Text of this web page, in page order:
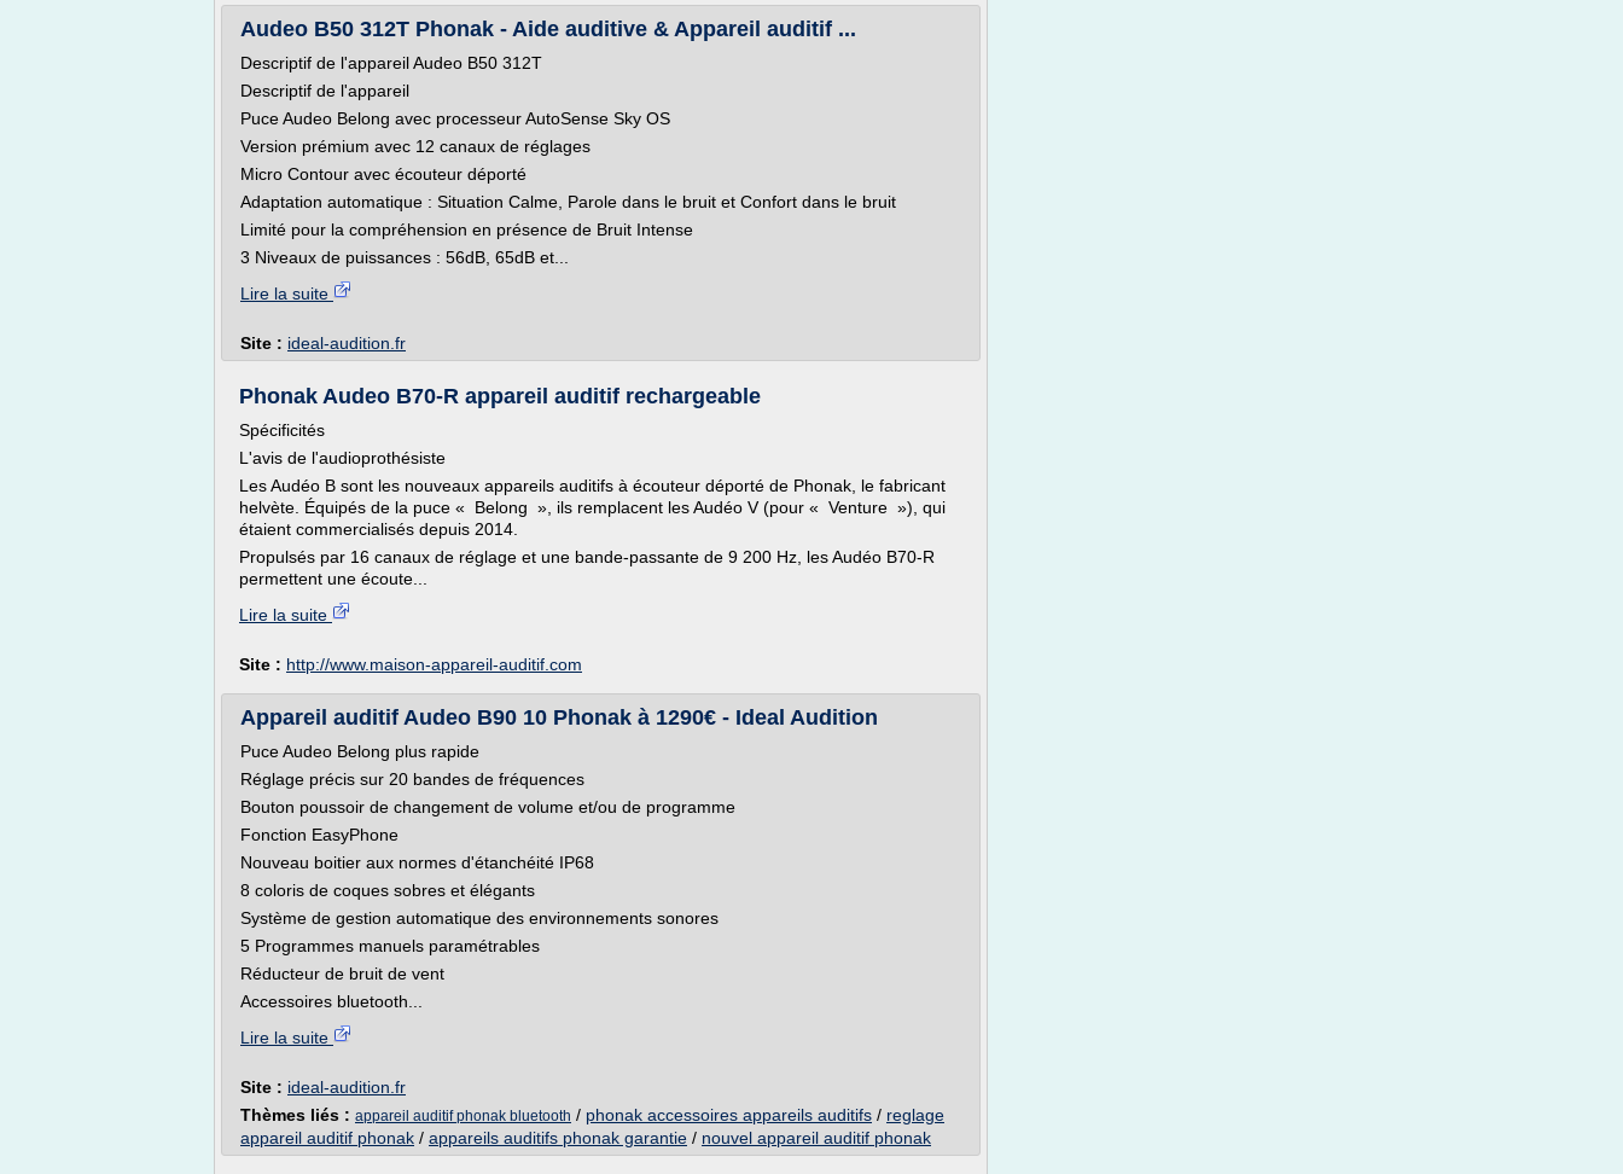
Audeo B50 312T Phonak - Aide auditive & Appareil auditif ...
Descriptif de l'appareil Audeo B50 312T
Descriptif de l'appareil
Puce Audeo Belong avec processeur AutoSense Sky OS
Version prémium avec 12 canaux de réglages
Micro Contour avec écouteur déporté
Adaptation automatique : Situation Calme, Parole dans le bruit et Confort dans le bruit
Limité pour la compréhension en présence de Bruit Intense
3 Niveaux de puissances : 56dB, 65dB et...
Lire la suite
Site : ideal-audition.fr
Phonak Audeo B70-R appareil auditif rechargeable
Spécificités
L'avis de l'audioprothésiste
Les Audéo B sont les nouveaux appareils auditifs à écouteur déporté de Phonak, le fabricant
helvète. Équipés de la puce « Belong », ils remplacent les Audéo V (pour « Venture »), qui
étaient commercialisés depuis 2014.
Propulsés par 16 canaux de réglage et une bande-passante de 9 200 Hz, les Audéo B70-R
permettent une écoute...
Lire la suite
Site : http://www.maison-appareil-auditif.com
Appareil auditif Audeo B90 10 Phonak à 1290€ - Ideal Audition
Puce Audeo Belong plus rapide
Réglage précis sur 20 bandes de fréquences
Bouton poussoir de changement de volume et/ou de programme
Fonction EasyPhone
Nouveau boitier aux normes d'étanchéité IP68
8 coloris de coques sobres et élégants
Système de gestion automatique des environnements sonores
5 Programmes manuels paramétrables
Réducteur de bruit de vent
Accessoires bluetooth...
Lire la suite
Site : ideal-audition.fr
Thèmes liés : appareil auditif phonak bluetooth / phonak accessoires appareils auditifs / reglage
appareil auditif phonak / appareils auditifs phonak garantie / nouvel appareil auditif phonak